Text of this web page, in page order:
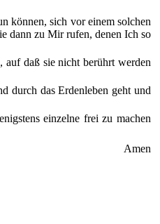
können, sich vor einem solchen
dann zu Mir rufen, denen Ich so
daß sie nicht berührt werden
durch das Erdenleben geht und
einzelne frei zu machen
Amen